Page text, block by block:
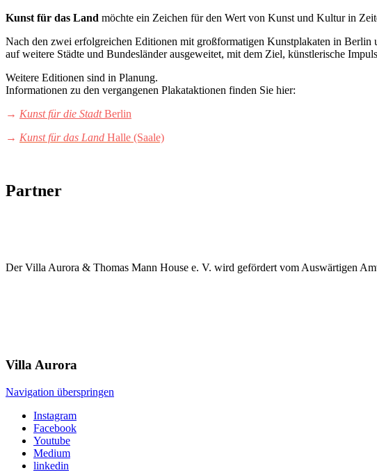
Kunst für das Land möchte ein Zeichen für den Wert von Kunst und Kultur in
Nach den zwei erfolgreichen Editionen mit großformatigen Kunstplakaten in Berlin
auf weitere Städte und Bundesländer ausgeweitet, mit dem Ziel, künstlerische
Weitere Editionen sind in Planung.
Informationen zu den vergangenen Plakataktionen finden Sie hier:
→ Kunst für die StadtBerlin
→ Kunst für das Land Halle (Saale)
Partner
Der Villa Aurora & Thomas Mann House e. V. wird gefördert vom Auswärtigen
VillaAurora
Navigation überspringen
Instagram
Facebook
Youtube
Medium
linkedin